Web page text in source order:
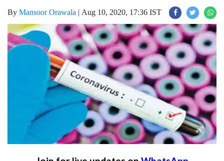
By Mansoor Orawala | Aug 10, 2020, 17:36 IST